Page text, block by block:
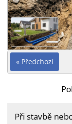
« Předchozí
Při stavbě